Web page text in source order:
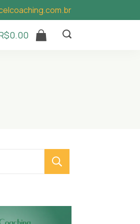
0.00